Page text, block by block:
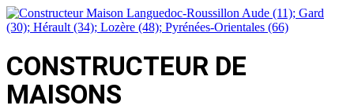
CONSTRUCTEUR DE
MAISONS